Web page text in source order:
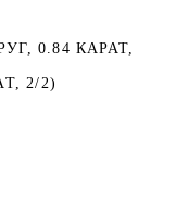
0.84 КАРАТ,
2/2)